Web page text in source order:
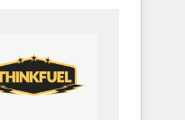
data hygiene, and
the expertise of